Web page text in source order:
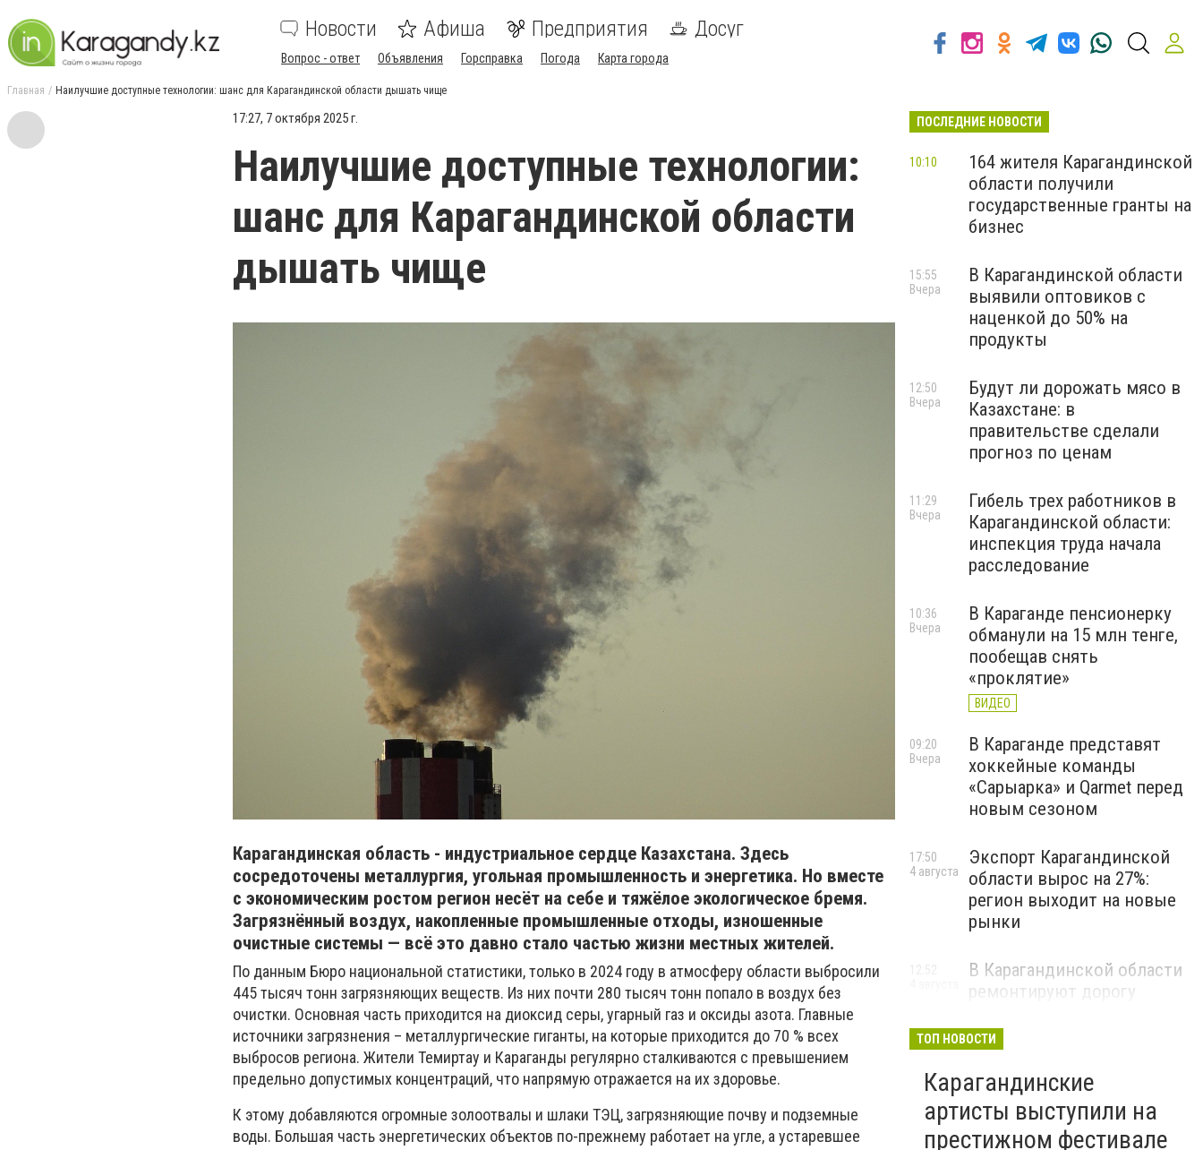
Новости Афиша Предприятия Досуг
Вопрос - ответ Объявления Горсправка Погода Карта города
Главная Наилучшие доступные технологии: шанс для Карагандинской области дышать чище
17:27, 7 октября 2025 г.
Наилучшие доступные технологии:
шанс для Карагандинской области
дышать чище
Карагандинская область - индустриальное сердце Казахстана. Здесь
сосредоточены металлургия, угольная промышленность и энергетика. Но вместе
с экономическим ростом регион несёт на себе и тяжёлое экологическое бремя.
Загрязнённый воздух, накопленные промышленные отходы, изношенные
очистные системы — всё это давно стало частью жизни местных жителей.
По данным Бюро национальной статистики, только в 2024 году в атмосферу области выбросили
445 тысяч тонн загрязняющих веществ. Из них почти 280 тысяч тонн попало в воздух без
очистки. Основная часть приходится на диоксид серы, угарный газ и оксиды азота. Главные
источники загрязнения – металлургические гиганты, на которые приходится до 70 % всех
выбросов региона. Жители Темиртау и Караганды регулярно сталкиваются с превышением
предельно допустимых концентраций, что напрямую отражается на их здоровье.
К этому добавляются огромные золоотвалы и шлаки ТЭЦ, загрязняющие почву и подземные
воды. Большая часть энергетических объектов по-прежнему работает на угле, а устаревшее
ПОСЛЕДНИЕ НОВОСТИ
164 жителя Карагандинской
области получили
государственные гранты на
бизнес
10:10
В Карагандинской области
выявили оптовиков с
наценкой до 50% на
продукты
15:55
Вчера
Будут ли дорожать мясо в
Казахстане: в
правительстве сделали
прогноз по ценам
12:50
Вчера
Гибель трех работников в
Карагандинской области:
инспекция труда начала
расследование
11:29
Вчера
В Караганде пенсионерку
обманули на 15 млн тенге,
пообещав снять
«проклятие»
ВИДЕО
10:36
Вчера
В Караганде представят
хоккейные команды
«Сарыарка» и Qarmet перед
новым сезоном
09:20
Вчера
Экспорт Карагандинской
области вырос на 27%:
регион выходит на новые
рынки
17:50
4 августа
В Карагандинской области
ремонтируют дорогу
Акбастау – Суыксу
12:52
ТОП НОВОСТИ
Карагандинские
артисты выступили на
престижном фестивале